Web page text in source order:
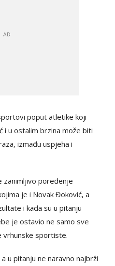
poput atletike koji
i u ostalim brzina može biti
izmađu uspjeha i
zanimljivo poređenje
je i Novak Đoković, a
i kada su u pitanju
je ostavio ne samo sve
vrhunske sportiste.
u pitanju ne naravno najbrži